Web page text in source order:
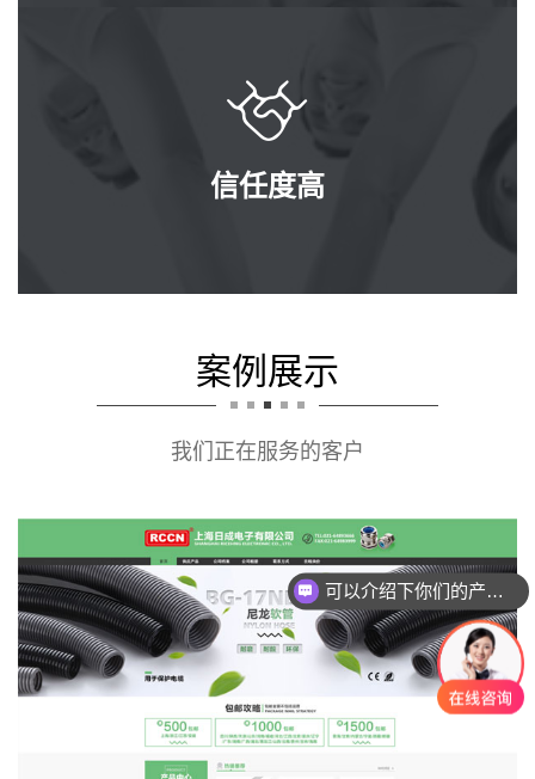
信任度高
案例展示
我们正在服务的客户
可以介绍下你们的产品么？